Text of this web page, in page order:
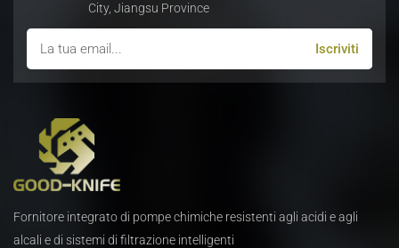
City, Jiangsu Province
Fornitore integrato di pompe chimiche resistenti agli acidi e agli
alcali e di sistemi di filtrazione intelligenti